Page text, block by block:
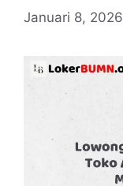
Januari 8, 2026